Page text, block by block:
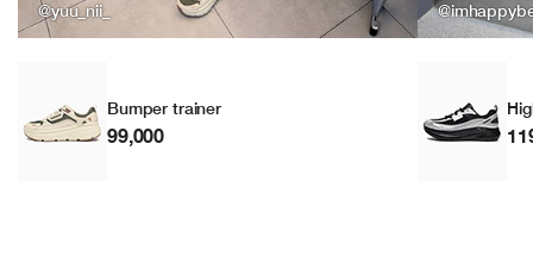
@yuu_nii_
Bumper trainer
99,000